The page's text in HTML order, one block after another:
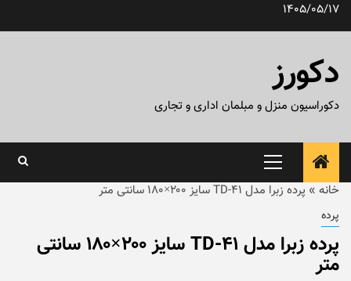
پرش1405/05/17
دکورز
دکوراسیون منزل و مبلمان اداری و تجاری
منوی
اصلی
خانه » پرده زبرا مدل TD-41 سایز ۲۰۰×۱۸۰ سانتی متر
پرده
پرده زبرا مدل TD-41 سایز ۲۰۰×۱۸۰ سانتی
متر